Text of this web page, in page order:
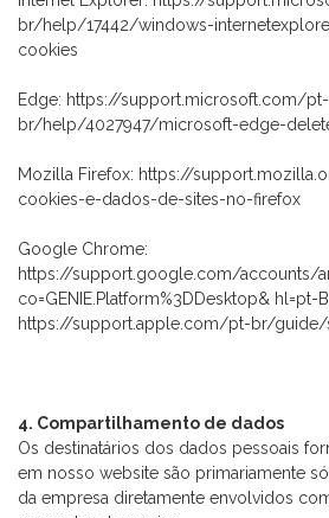
br/help/17442/windows-
cookies
Edge: https://support.microsoft.com/pt-
br/help/4027947/microsoft-edge-
Mozilla Firefox: https://
cookies-e-dados-de-sites-no-firefox
Google Chrome:
https://support.google.com/accounts/
co=GENIE.Platform%3DDesktop& hl=pt-
https://support.apple.com/pt-br/guide/
4. Compartilhamento de dados
Os destinatários dos dados pessoais
em nosso website são primariamente
da empresa diretamente envolvidos